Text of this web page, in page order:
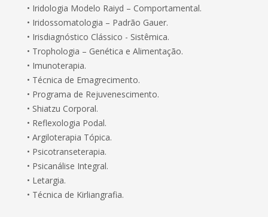
• Iridologia Modelo Raiyd – Comportamental.
• Iridossomatologia – Padrão Gauer.
• Irisdiagnóstico Clássico - Sistêmica.
• Trophologia – Genética e Alimentação.
• Imunoterapia.
• Técnica de Emagrecimento.
• Programa de Rejuvenescimento.
• Shiatzu Corporal.
• Reflexologia Podal.
• Argiloterapia Tópica.
• Psicotranseterapia.
• Psicanálise Integral.
• Letargia.
• Técnica de Kirliangrafia.